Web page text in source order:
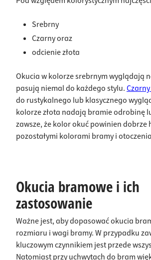
Srebrny
Czarnyoraz
odcienie złota
Okucia w kolorze srebrnym wyglądają
pasują niemal do każdego stylu.
do rustykalnego lub klasycznego
kolorze złota nadają bramie odrobinę
zawsze, że kolor okuć powinien dobrze
pozostałymi kolorami bramy i
Okucia bramowe i ich
zastosowanie
Ważne jest, aby dopasować okucia
rozmiaru i wagi bramy. W przypadku
kluczowym czynnikiem jest przede
Natomiast przy uchwytach do bram